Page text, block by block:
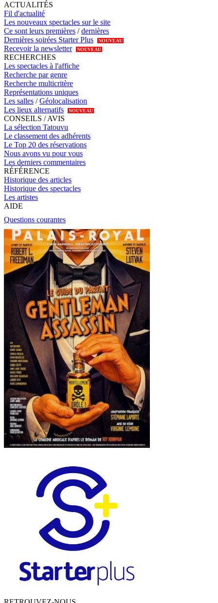
ACTUALITÉS
Fil d'actualité
Les nouveaux spectacles sur le site
Ce sont leurs premières /dernières
Dernières soirées Starter Plus
NOUVEAU
Recevoir la newsletter NOUVEAU
RECHERCHES
Les spectacles à l'affiche
Recherche par genre
Recherche multicritère
Représentations uniques
Les salles /Géolocalisation
Les lieux alternatifs
NOUVEAU
CONSEILS / AVIS
La sélection Tatouvu
Le classement des adhérents
Le Top 20 des réservations
Nous avons vu pour vous
Les derniers commentaires
RÉFÉRENCE
Historique des articles
Historique des spectacles
Les artistes
AIDE
Questions courantes